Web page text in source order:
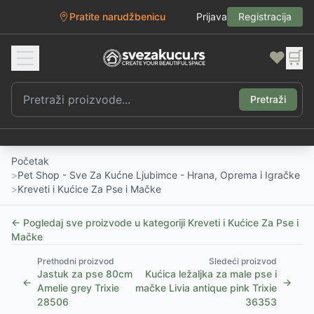
Pratite narudžbenicu Prijava Registracija
❤️ 🛒
Pretraži
Početak
>Pet Shop - Sve Za Kućne Ljubimce - Hrana, Oprema i Igračke
>Kreveti i Kućice Za Pse i Mačke
← Pogledaj sve proizvode u kategoriji Kreveti i Kućice Za Pse i
Mačke
←
Prethodni proizvod
Jastuk za pse 80cm
Amelie grey Trixie
28506
Sledeći proizvod
Kućica ležaljka za male pse i
mačke Livia antique pink Trixie
36353
→